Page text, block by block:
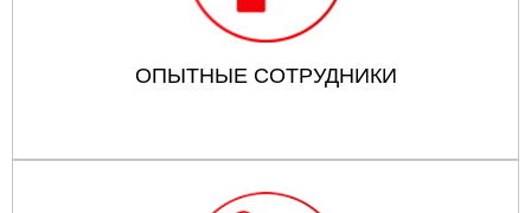
ОПЫТНЫЕ СОТРУДНИКИ